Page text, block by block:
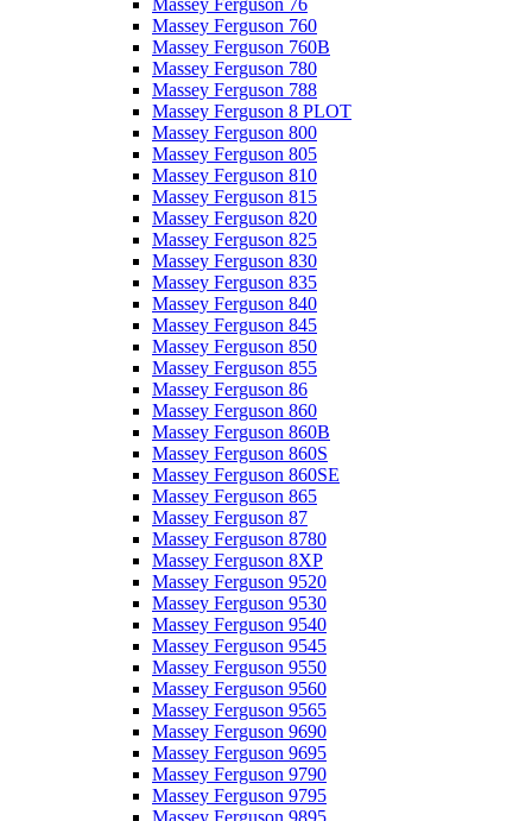
Massey Ferguson 76
Massey Ferguson 760
Massey Ferguson 760B
Massey Ferguson 780
Massey Ferguson 788
Massey Ferguson 8 PLOT
Massey Ferguson 800
Massey Ferguson 805
Massey Ferguson 810
Massey Ferguson 815
Massey Ferguson 820
Massey Ferguson 825
Massey Ferguson 830
Massey Ferguson 835
Massey Ferguson 840
Massey Ferguson 845
Massey Ferguson 850
Massey Ferguson 855
Massey Ferguson 86
Massey Ferguson 860
Massey Ferguson 860B
Massey Ferguson 860S
Massey Ferguson 860SE
Massey Ferguson 865
Massey Ferguson 87
Massey Ferguson 8780
Massey Ferguson 8XP
Massey Ferguson 9520
Massey Ferguson 9530
Massey Ferguson 9540
Massey Ferguson 9545
Massey Ferguson 9550
Massey Ferguson 9560
Massey Ferguson 9565
Massey Ferguson 9690
Massey Ferguson 9695
Massey Ferguson 9790
Massey Ferguson 9795
Massey Ferguson 9895